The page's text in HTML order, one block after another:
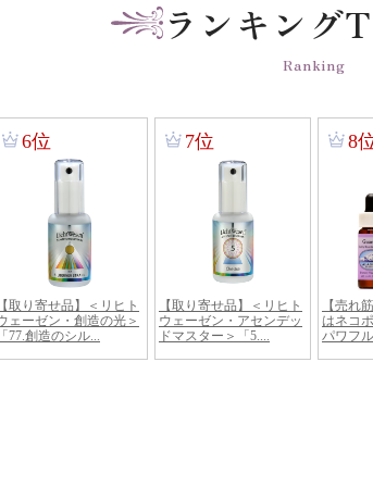
ランキング
Ranking